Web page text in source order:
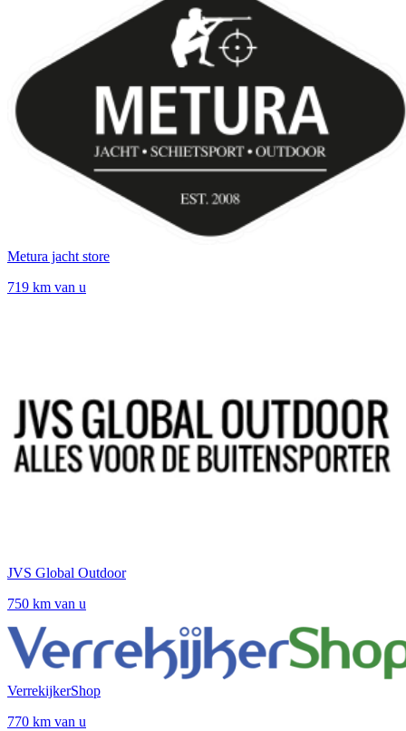
Metura jacht store
719 km van u
JVS Global Outdoor
750 km van u
VerrekijkerShop
770 km van u